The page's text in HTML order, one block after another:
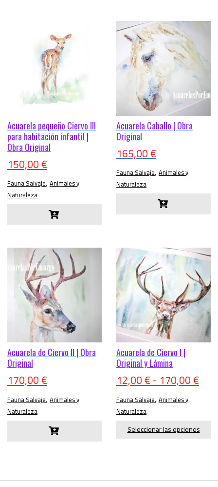
Acuarela pequeño Ciervo III
para habitación infantil |
Obra Original
150,00€
Fauna Salvaje, Animales y
Naturaleza
Acuarela Caballo | Obra
Original
165,00€
Fauna Salvaje, Animales y
Naturaleza
Acuarela de Ciervo II | Obra
Original
170,00€
Fauna Salvaje, Animales y
Naturaleza
Acuarela de Ciervo I |
Original y Lámina
12,00€-170,00€
Fauna Salvaje, Animales y
Naturaleza
Seleccionar las opciones